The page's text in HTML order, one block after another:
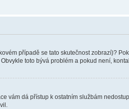
případě se tato skutečnost zobrazí)?
toto bývá problém a pokud není,
dá přístup k ostatním službám